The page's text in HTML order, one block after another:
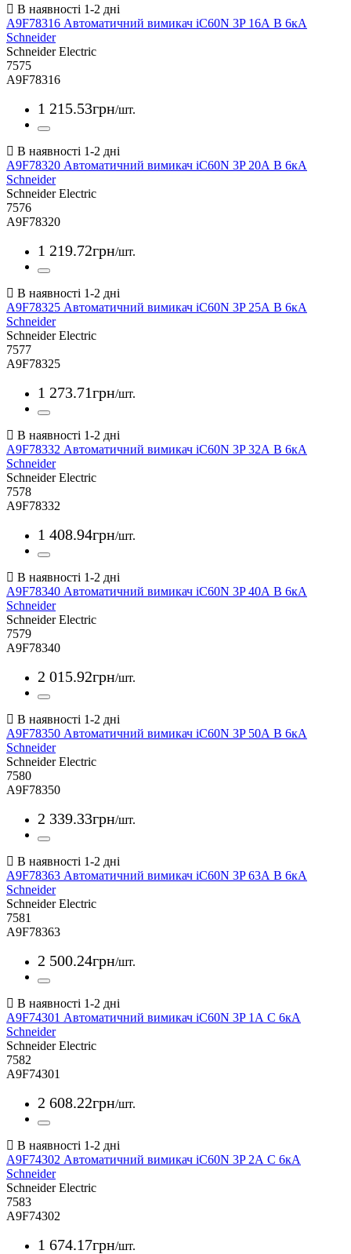
A9F78316 Автоматичний вимикач iC60N 3P 16А В 6кА
Schneider
Schneider Electric
7575
A9F78316
1 215.53грн/шт.
A9F78320 Автоматичний вимикач iC60N 3P 20А В 6кА
Schneider
Schneider Electric
7576
A9F78320
1 219.72грн/шт.
A9F78325 Автоматичний вимикач iC60N 3P 25А В 6кА
Schneider
Schneider Electric
7577
A9F78325
1 273.71грн/шт.
A9F78332 Автоматичний вимикач iC60N 3P 32А В 6кА
Schneider
Schneider Electric
7578
A9F78332
1 408.94грн/шт.
A9F78340 Автоматичний вимикач iC60N 3P 40А В 6кА
Schneider
Schneider Electric
7579
A9F78340
2 015.92грн/шт.
A9F78350 Автоматичний вимикач iC60N 3P 50А В 6кА
Schneider
Schneider Electric
7580
A9F78350
2 339.33грн/шт.
A9F78363 Автоматичний вимикач iC60N 3P 63А В 6кА
Schneider
Schneider Electric
7581
A9F78363
2 500.24грн/шт.
A9F74301 Автоматичний вимикач iC60N 3P 1А С 6кА
Schneider
Schneider Electric
7582
A9F74301
2 608.22грн/шт.
A9F74302 Автоматичний вимикач iC60N 3P 2А С 6кА
Schneider
Schneider Electric
7583
A9F74302
1 674.17грн/шт.